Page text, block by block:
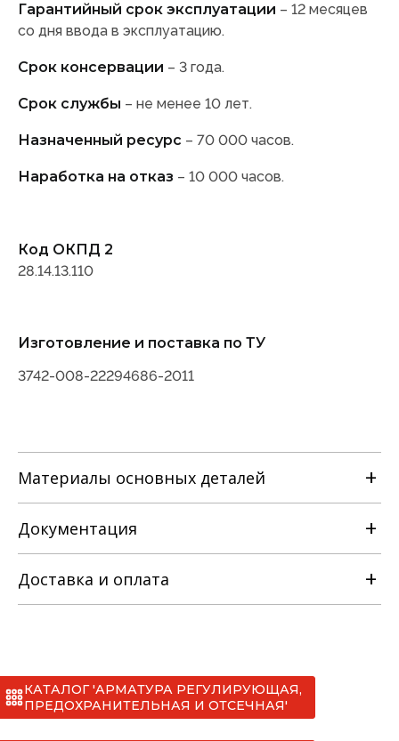
Гарантийный срок эксплуатации – 12 месяцев
со дня ввода в эксплуатацию.
Срок консервации – 3 года.
Срок службы – не менее 10 лет.
Назначенный ресурс – 70 000 часов.
Наработка на отказ – 10 000 часов.
Код ОКПД 2
28.14.13.110
Изготовление и поставка по ТУ
3742-008-22294686-2011
Материалы основных деталей
Наименование детали
с
лс
Документация
Сертификаты
Доставка и оплата
*
КАТАЛОГ 'АРМАТУРА РЕГУЛИРУЮЩАЯ,
ПРЕДОХРАНИТЕЛЬНАЯ И ОТСЕЧНАЯ'